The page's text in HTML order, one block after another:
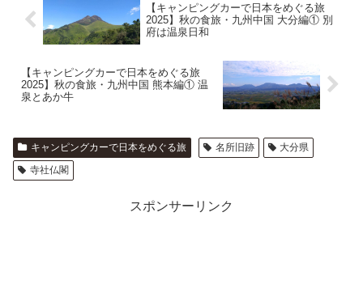
【キャンピングカーで日本をめぐる旅
2025】秋の食旅・九州中国 大分編① 別
府は温泉日和
【キャンピングカーで日本をめぐる旅
2025】秋の食旅・九州中国 熊本編① 温
泉とあか牛
キャンピングカーで日本をめぐる旅 名所旧跡
大分県
寺社仏閣
スポンサーリンク